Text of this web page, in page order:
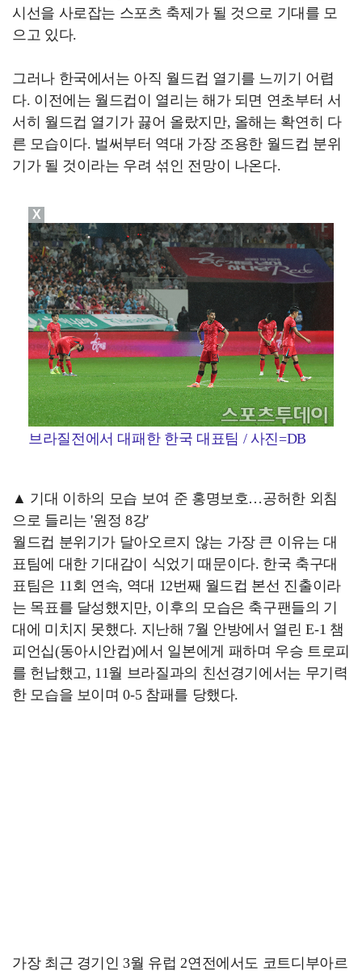
시선을 사로잡는 스포츠 축제가 될 것으로 기대를 모
으고 있다.
그러나 한국에서는 아직 월드컵 열기를 느끼기 어렵
다. 이전에는 월드컵이 열리는 해가 되면 연초부터 서
서히 월드컵 열기가 끓어 올랐지만, 올해는 확연히 다
른 모습이다. 벌써부터 역대 가장 조용한 월드컵 분위
기가 될 것이라는 우려 섞인 전망이 나온다.
브라질전에서 대패한 한국 대표팀 / 사진=DB
▲ 기대 이하의 모습 보여 준 홍명보호…공허한 외침
으로 들리는 '원정 8강'
월드컵 분위기가 달아오르지 않는 가장 큰 이유는 대
표팀에 대한 기대감이 식었기 때문이다. 한국 축구대
표팀은 11회 연속, 역대 12번째 월드컵 본선 진출이라
는 목표를 달성했지만, 이후의 모습은 축구팬들의 기
대에 미치지 못했다. 지난해 7월 안방에서 열린 E-1 챔
피언십(동아시안컵)에서 일본에게 패하며 우승 트로피
를 헌납했고, 11월 브라질과의 친선경기에서는 무기력
한 모습을 보이며 0-5 참패를 당했다.
가장 최근 경기인 3월 유럽 2연전에서도 코트디부아르
X